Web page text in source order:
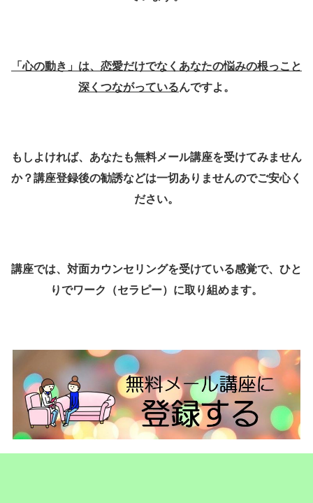
「心の動き」は、恋愛だけでなくあなたの悩みの根っこと
深くつながっているんですよ。
もしよければ、あなたも無料メール講座を受けてみません
か？講座登録後の勧誘などは一切ありませんのでご安心く
ださい。
講座では、対面カウンセリングを受けている感覚で、ひと
りでワーク（セラピー）に取り組めます。